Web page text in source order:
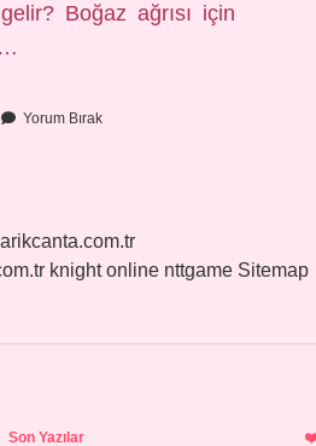
Boğaz ağrısı için
Yorum Bırak
knight online nttgame Sitemap
Son Yazılar